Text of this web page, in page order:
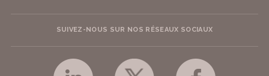
SUIVEZ-NOUS SUR NOS RÉSEAUX SOCIAUX